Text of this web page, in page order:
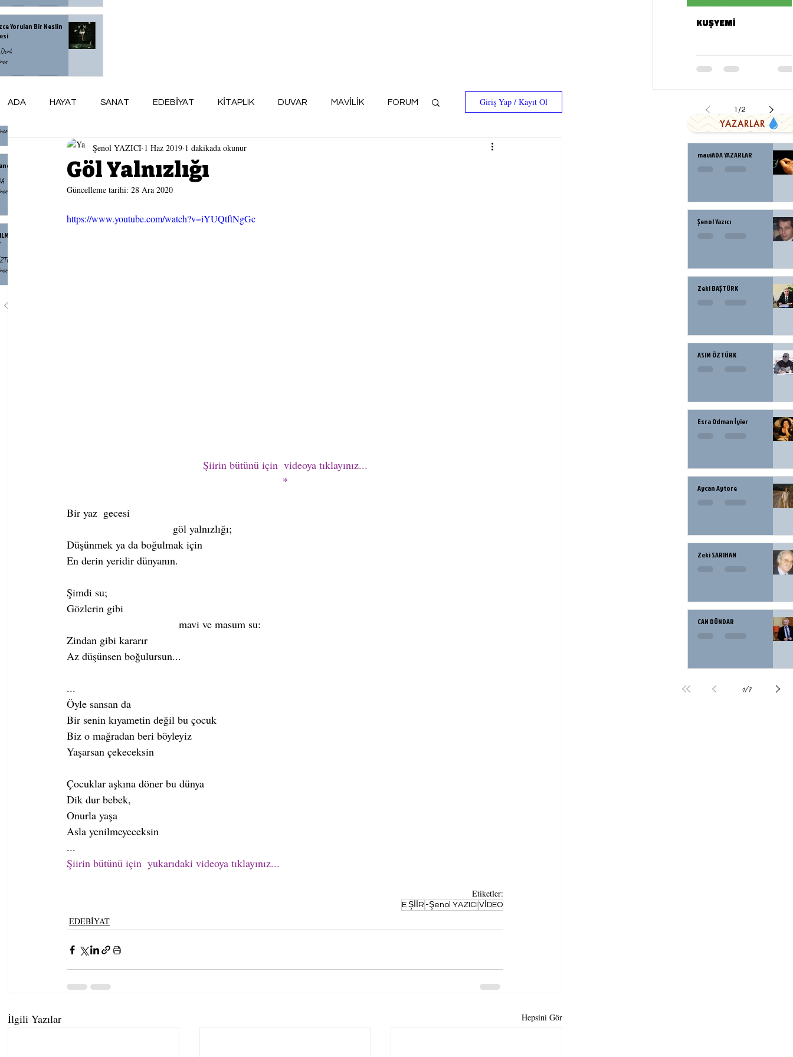
Yorulan Bir Neslin
Bilmiyordum
İsayeviç Soljenitsin
DUYGUSUDUR
ADA HAYAT SANAT EDEBİYAT KİTAPLIK DUVAR MAVİLİK FORUM
maviADA KÜNYE AY AYDINLIĞI
Giriş Yap / Kayıt Ol
Göl Yalnızlığı
Şenol YAZICI 1 Haz 2019 1 dakikada okunur
Güncelleme tarihi: 28 Ara 2020
https://www.youtube.com/watch?v=iYUQtftNgGc
Şiirin bütünü için  videoya tıklayınız...
*
Bir yaz  gecesi
                                    göl yalnızlığı;
Düşünmek ya da boğulmak için
En derin yeridir dünyanın.
Şimdi su;
Gözlerin gibi
                                      mavi ve masum su:
Zindan gibi kararır
Az düşünsen boğulursun...
...
Öyle sansan da
Bir senin kıyametin değil bu çocuk
Biz o mağradan beri böyleyiz
Yaşarsan çekeceksin
Çocuklar aşkına döner bu dünya
Dik dur bebek,
Onurla yaşa
Asla yenilmeyeceksin
...
Şiirin bütünü için  yukarıdaki videoya tıklayınız...
Etiketler:
E ŞİİR -Şenol YAZICI VİDEO
EDEBİYAT
İlgili Yazılar Hepsini Gör
YAZARLAR
maviADA YAZARLAR
Şenol Yazıcı
Zeki BAŞTÜRK
ASIM ÖZTÜRK
Esra Odman İyier
Aycan Aytore
Zeki SARIHAN
CAN DÜNDAR
1/7
KUŞYEMİ
1 /2